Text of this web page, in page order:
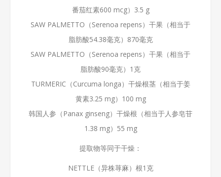
番茄红素600 mcg）3.5 g
SAW PALMETTO（Serenoa repens）干果（相当于
脂肪酸54.38毫克）870毫克
SAW PALMETTO（Serenoa repens）干果（相当于
脂肪酸90毫克）1克
TURMERIC（Curcuma longa）干燥根茎（相当于姜
黄素3.25 mg）100 mg
韩国人参（Panax ginseng）干燥根（相当于人参皂苷
1.38 mg）55 mg
提取物等同于干燥：
NETTLE（异株荨麻）根1克